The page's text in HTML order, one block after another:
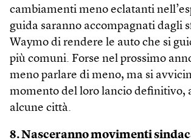
cambiamenti meno eclatanti
guida saranno accompagnati dagli
Waymo di rendere le auto che si
più comuni. Forse nel prossimo
meno parlare di meno, ma si
momento del loro lancio definitivo,
alcune città.
8. Nasceranno movimenti